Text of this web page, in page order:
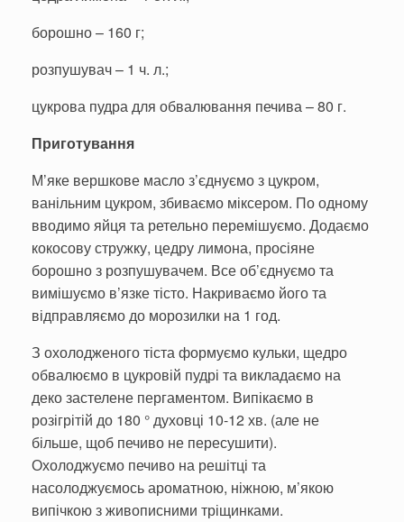
борошно – 160 г;
розпушувач – 1 ч. л.;
цукрова пудра для обвалювання печива – 80 г.
Приготування
М’яке вершкове масло з’єднуємо з цукром,
ванільним цукром, збиваємо міксером. По одному
вводимо яйця та ретельно перемішуємо. Додаємо
кокосову стружку, цедру лимона, просіяне
борошно з розпушувачем. Все об’єднуємо та
вимішуємо в’язке тісто. Накриваємо його та
відправляємо до морозилки на 1 год.
З охолодженого тіста формуємо кульки, щедро
обвалюємо в цукровій пудрі та викладаємо на
деко застелене пергаментом. Випікаємо в
розігрітій до 180 ° духовці 10-12 хв. (але не
більше, щоб печиво не пересушити).
Охолоджуємо печиво на решітці та
насолоджуємось ароматною, ніжною, м’якою
випічкою з живописними тріщинками.